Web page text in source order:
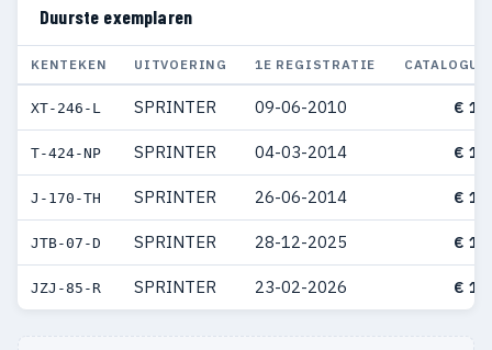
Duurste exemplaren
KENTEKEN UITVOERING 1E REGISTRATIE
XT-246-L SPRINTER 09-06-2010 €
T-424-NP SPRINTER 04-03-2014 €
J-170-TH SPRINTER 26-06-2014 €
JTB-07-D SPRINTER 28-12-2025 €
JZJ-85-R SPRINTER 23-02-2026 €